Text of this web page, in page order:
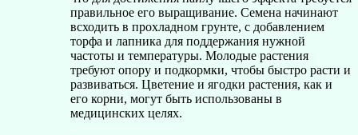
правильное его выращивание. Семена начинают
всходить в прохладном грунте, с добавлением
торфа и лапника для поддержания нужной
частоты и температуры. Молодые растения
требуют опору и подкормки, чтобы быстро расти и
развиваться. Цветение и ягодки растения, как и
его корни, могут быть использованы в
медицинских целях.